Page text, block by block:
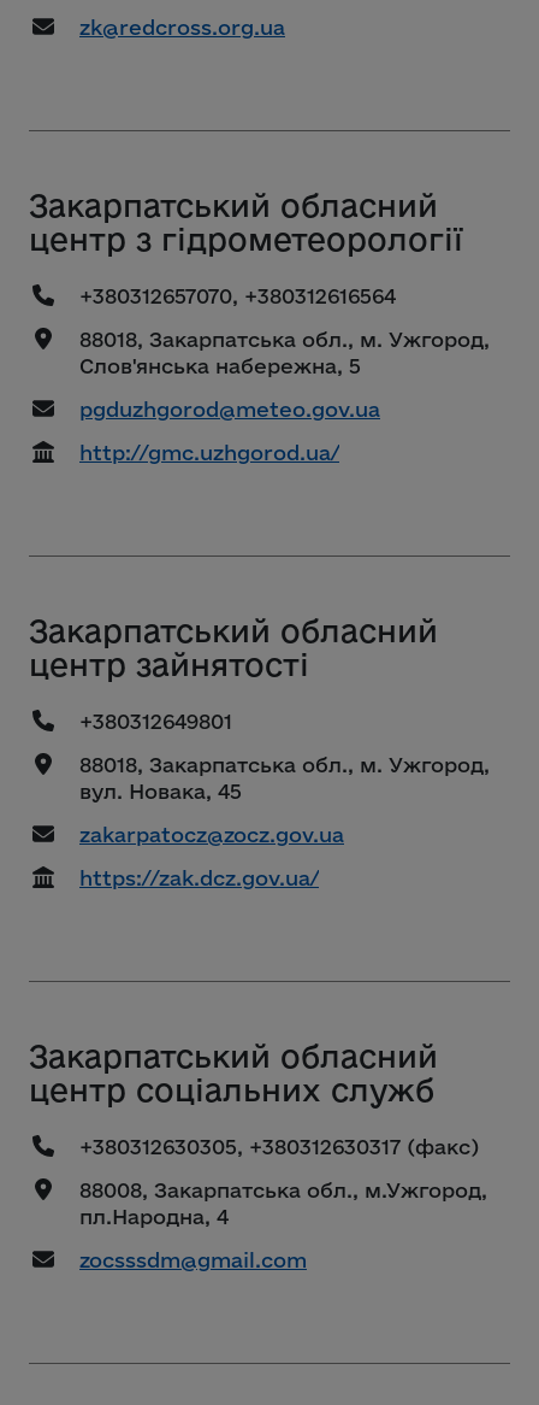
zk@redcross.org.ua
Закарпатський обласний
центр з гідрометеорології
+380312657070, +380312616564
88018, Закарпатська обл., м. Ужгород,
Слов'янська набережна, 5
pgduzhgorod@meteo.gov.ua
http://gmc.uzhgorod.ua/
Закарпатський обласний
центр зайнятості
+380312649801
88018, Закарпатська обл., м. Ужгород,
вул. Новака, 45
zakarpatocz@zocz.gov.ua
https://zak.dcz.gov.ua/
Закарпатський обласний
центр соціальних служб
+380312630305, +380312630317 (факс)
88008, Закарпатська обл., м.Ужгород,
пл.Народна, 4
zocsssdm@gmail.com